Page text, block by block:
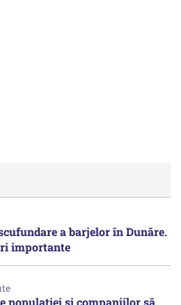
a barjelor în Dunăre.
importante
populației și companiilor să